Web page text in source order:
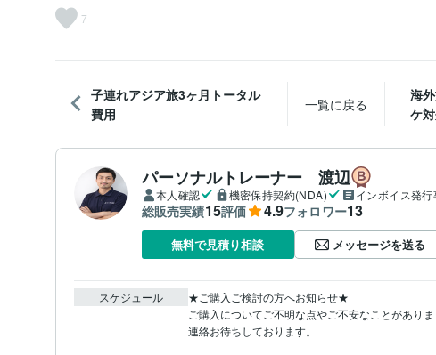
7
子連れアジア旅3ヶ月トータル
費用
一覧に戻る
海
ケ
パーソナルトレーナー 渡辺
本人確認 機密保持契約(NDA) インボイス発
総販売実績15評価 4.9フォロワー13
無料で見積り相談 メッセージを送る
スケジュール
★ご購入ご検討の方へお知らせ★
ご購入についてご不明な点やご不安なことがあり
連絡お待ちしております。